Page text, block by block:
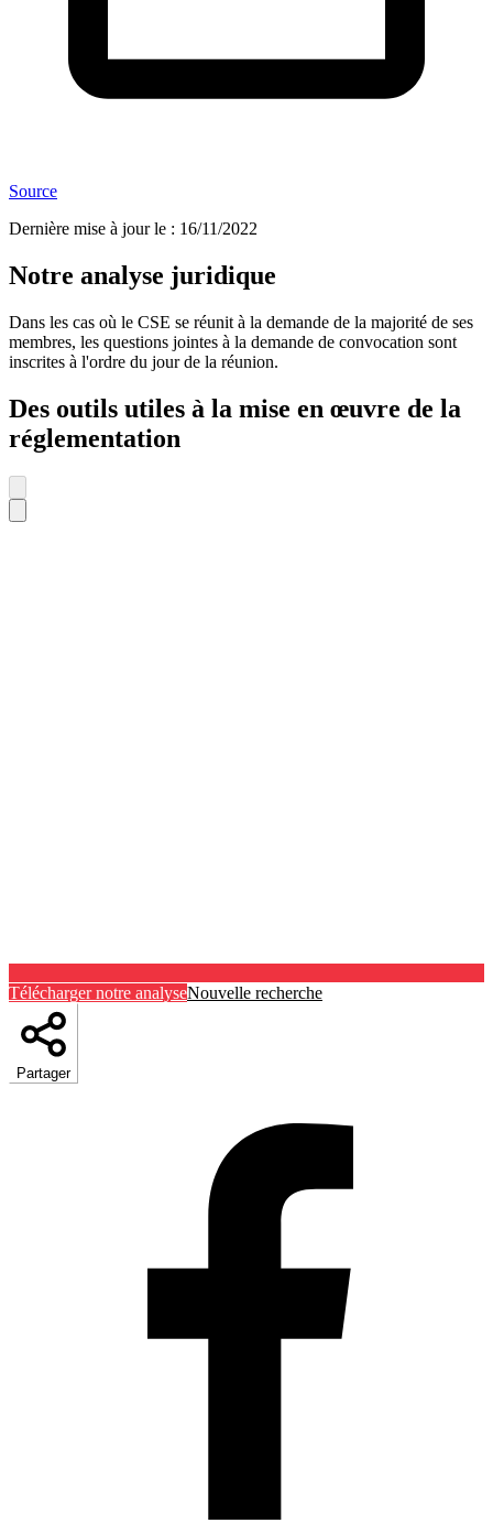
Source
Dernière mise à jour le : 16/11/2022
Notre analyse juridique
Dans les cas où le CSE se réunit à la demande de la majorité de ses
membres, les questions jointes à la demande de convocation sont
inscrites à l'ordre du jour de la réunion.
Des outils utiles à la mise en œuvre de la
réglementation
Télécharger notre analyseNouvelle recherche
Partager